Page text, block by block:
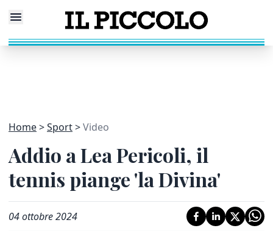
Home Sport Video
Addio a Lea Pericoli, il
tennis piange 'la Divina'
04 ottobre 2024